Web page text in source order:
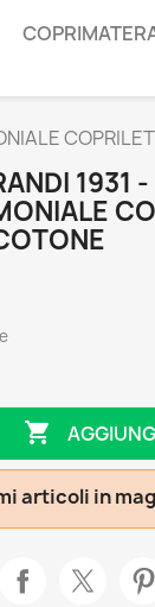
1931

articoli in